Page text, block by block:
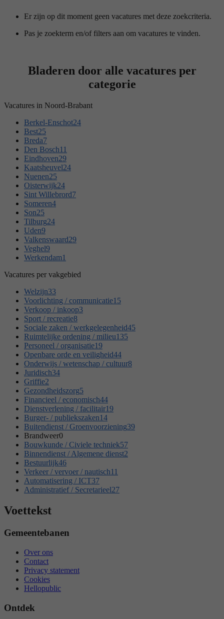
Er zijn op dit moment geen vacatures met deze zoekcriteria.
Pas je zoekterm en/of filters aan om vacatures te vinden.
Bladeren door alle vacatures per
categorie
Vacatures in Noord-Brabant
Berkel-Enschot24
Best25
Breda7
Den Bosch11
Eindhoven29
Kaatsheuvel24
Nuenen25
Oisterwijk24
Sint Willebrord7
Someren4
Son25
Tilburg24
Uden9
Valkenswaard29
Veghel9
Werkendam1
Vacatures per vakgebied
Welzijn33
Voorlichting / communicatie15
Verkoop / inkoop3
Sport / recreatie8
Sociale zaken / werkgelegenheid45
Ruimtelijke ordening / milieu135
Personeel / organisatie19
Openbare orde en veiligheid44
Onderwijs / wetenschap / cultuur8
Juridisch34
Griffie2
Gezondheidszorg5
Financieel / economisch44
Dienstverlening / facilitair19
Burger- / publiekszaken14
Buitendienst / Groenvoorziening39
Brandweer0
Bouwkunde / Civiele techniek57
Binnendienst / Algemene dienst2
Bestuurlijk46
Verkeer / vervoer / nautisch11
Automatisering / ICT37
Administratief / Secretarieel27
Voettekst
Gemeentebanen
Over ons
Contact
Privacy statement
Cookies
Hellopublic
Ontdek